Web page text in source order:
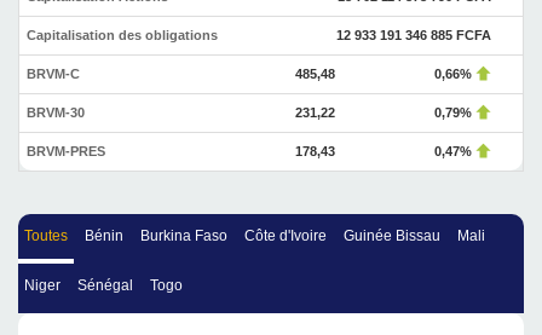
Capitalisation des obligations 12 933 191 346 885 FCFA
BRVM-C 485,48 0,66%
BRVM-30 231,22 0,79%
BRVM-PRES 178,43 0,47%
Toutes Bénin Burkina Faso Côte d'Ivoire Guinée Bissau Mali
Niger Sénégal Togo